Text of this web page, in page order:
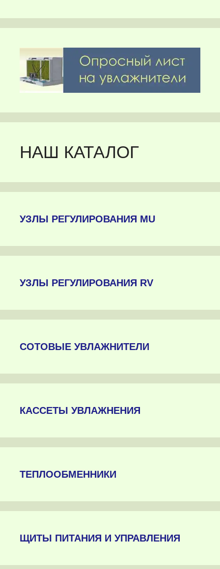
НАШ КАТАЛОГ
УЗЛЫ РЕГУЛИРОВАНИЯ MU
УЗЛЫ РЕГУЛИРОВАНИЯ RV
СОТОВЫЕ УВЛАЖНИТЕЛИ
КАССЕТЫ УВЛАЖНЕНИЯ
ТЕПЛООБМЕННИКИ
ЩИТЫ ПИТАНИЯ И УПРАВЛЕНИЯ